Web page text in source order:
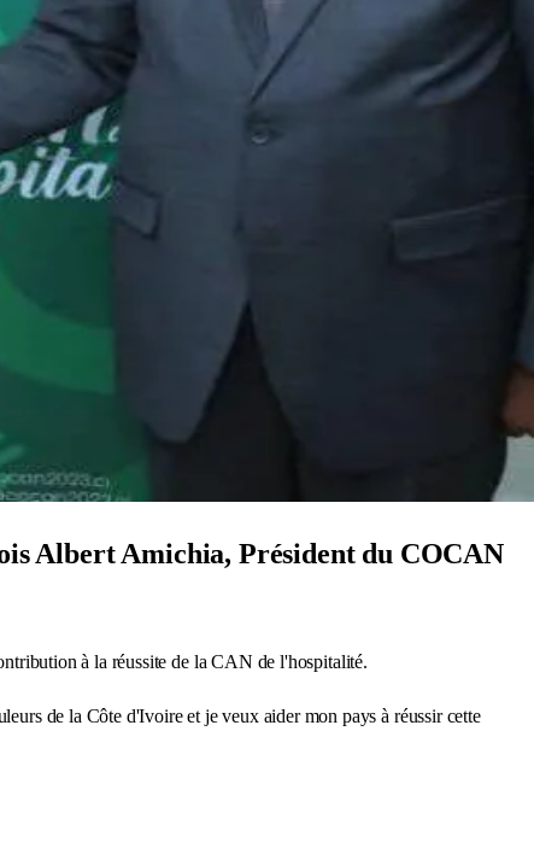
Albert Amichia, Président du COCAN
à la réussite de la CAN de l'hospitalité.
de la Côte d'Ivoire et je veux aider mon pays à réussir cette